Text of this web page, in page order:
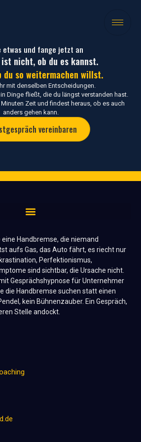
etwas und fange jetzt an
ist nicht, ob du es kannst.
du so weitermachen willst.
mit denselben Entscheidungen.
Dinge fließt, die du längst verstanden hast.
Zeit und findest heraus, ob es auch
anders gehen kann.
vereinbaren
Handbremse, die niemand
aufs Gas, das Auto fährt, es riecht nur
Perfektionismus,
sind sichtbar, die Ursache nicht.
Gesprächshypnose für Unternehmer
die Handbremse suchen statt einen
kein Bühnenzauber. Ein Gespräch,
Stelle andockt.